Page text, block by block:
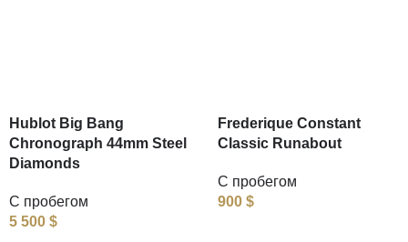
Hublot Big Bang
Chronograph 44mm Steel
Diamonds
С пробегом
5 500 $
Frederique Constant
Classic Runabout
С пробегом
900 $